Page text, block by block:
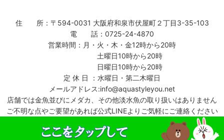
住 所：〒594-0031 大阪府和泉市伏屋町２丁目3-35-103
電 話：0725-24-4870
営業時間：月・火・木・金12時から20時
土曜日10時から20時
日曜日10時から20時
定 休 日 ：水曜日・第二木曜日
メールアドレス:info@aquastyleyou.net
店舗では金魚並びにメダカ、その他淡水魚の取り扱いはありません
ご不明な点やご要望があれば公式LINEよりご気軽にご連絡ください